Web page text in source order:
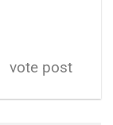
vote post